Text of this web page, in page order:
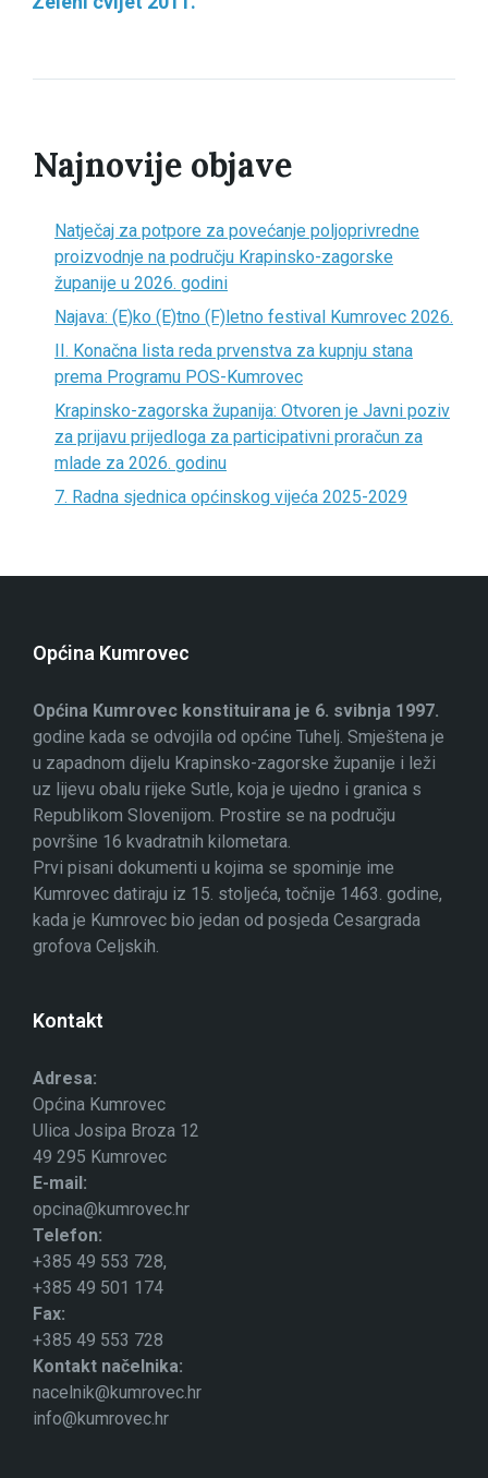
Najnovije objave
Natječaj za potpore za povećanje poljoprivredne
proizvodnje na području Krapinsko-zagorske
županije u 2026. godini
Najava: (E)ko (E)tno (F)letno festival Kumrovec 2026.
II. Konačna lista reda prvenstva za kupnju stana
prema Programu POS-Kumrovec
Krapinsko-zagorska županija: Otvoren je Javni poziv
za prijavu prijedloga za participativni proračun za
mlade za 2026. godinu
7. Radna sjednica općinskog vijeća 2025-2029
Općina Kumrovec
Općina Kumrovec konstituirana je 6. svibnja 1997.
godine kada se odvojila od općine Tuhelj. Smještena je
u zapadnom dijelu Krapinsko-zagorske županije i leži
uz lijevu obalu rijeke Sutle, koja je ujedno i granica s
Republikom Slovenijom. Prostire se na području
površine 16 kvadratnih kilometara.
Prvi pisani dokumenti u kojima se spominje ime
Kumrovec datiraju iz 15. stoljeća, točnije 1463. godine,
kada je Kumrovec bio jedan od posjeda Cesargrada
grofova Celjskih.
Kontakt
Adresa:
Općina Kumrovec
Ulica Josipa Broza 12
49 295 Kumrovec
E-mail:
opcina@kumrovec.hr
Telefon:
+385 49 553 728,
+385 49 501 174
Fax:
+385 49 553 728
Kontakt načelnika:
nacelnik@kumrovec.hr
info@kumrovec.hr